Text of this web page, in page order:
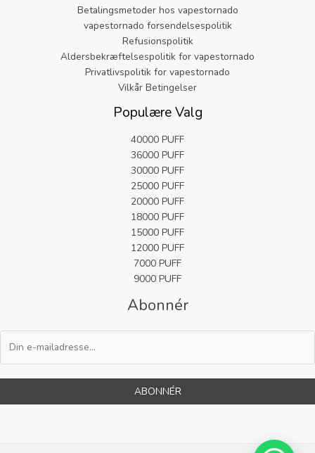
Betalingsmetoder hos vapestornado
vapestornado forsendelsespolitik
Refusionspolitik
Aldersbekræftelsespolitik for vapestornado
Privatlivspolitik for vapestornado
Vilkår Betingelser
Populære Valg
40000 PUFF
36000 PUFF
30000 PUFF
25000 PUFF
20000 PUFF
18000 PUFF
15000 PUFF
12000 PUFF
7000 PUFF
9000 PUFF
Abonnér
ABONNÉR